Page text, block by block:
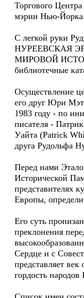
Торгового
мэрии Нью-
С легкой руки
НУРЕЕВСКАЯ
МИРОВОЙ
библиотечные
Осуществление
его друг Юри
1983 году - по
писателя -
Уайта (Patrick
друга Рудольфа
Перед нами
Исторической
представителях
Европы,
Его суть
преклонения
Сердце и с
представляет
гордость народов